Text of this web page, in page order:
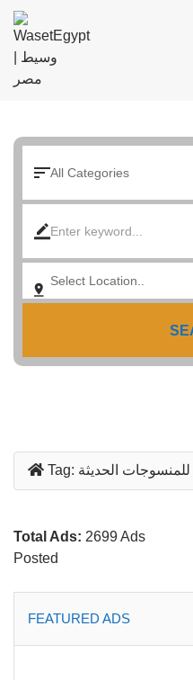
Tag: الحديثة
Total Ads: 2699 Ads
Posted
FEATURED ADS